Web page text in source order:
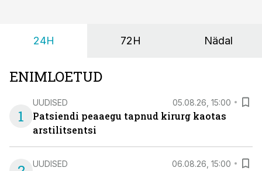
24H 72H Nädal
ENIMLOETUD
1
UUDISED 05.08.26, 15:00
Patsiendi peaaegu tapnud kirurg kaotas
arstilitsentsi
UUDISED 06.08.26, 15:00